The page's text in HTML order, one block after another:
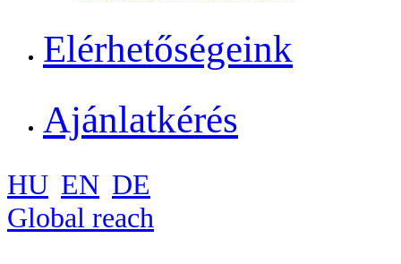
Elérhetőségeink
Ajánlatkérés
HU EN DE
Global reach